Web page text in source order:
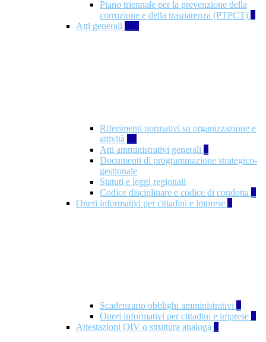
Piano triennale per la prevenzione della
corruzione e della trasparenza (PTPCT) 2
Atti generali 126
Riferimenti normativi su organizzazione e
attività 77
Atti amministrativi generali 3
Documenti di programmazione strategico-
gestionale
Statuti e leggi regionali
Codice disciplinare e codice di condotta 1
Oneri informativi per cittadini e imprese 8
Scadenzario obblighi amministrativi 1
Oneri informativi per cittadini e imprese 1
Attestazioni OIV o struttura analoga 2